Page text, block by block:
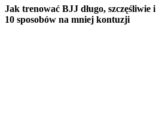
Jak trenować BJJ długo, szczęśliwie
10 sposobów na mniej kontuzji